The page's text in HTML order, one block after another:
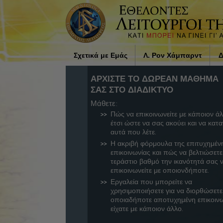
Σχετικά με Εμάς
Ποιοι είναι οι Εθελοντές
Λειτουργοί;
Γιατί Βοηθάμε
Λ. Ρον Χάμπαρντ
Η επιρροή της θρησκείας
κοινωνία του Λ. Ρον
ΑΡΧΙΣΤΕ ΤΟ ΔΩΡΕΑΝ ΜΑΘΗΜΑ
ΣΑΣ ΣΤΟ ΔΙΑΔΙΚΤΥΟ
Μάθετε:
Πώς να επικοινωνείτε με κάποιον
έτσι ώστε να σας ακούει και να
αυτά που λέτε.
Η ακριβή φόρμουλα της
επικοινωνίας και πώς να
τεράστιο βαθμό την ικανότητά σας
επικοινωνείτε με οποιονδήποτε.
Εργαλεία που μπορείτε να
χρησιμοποιήσετε για να διορθώσετε
οποιαδήποτε αποτυχημένη
είχατε με κάποιον άλλο.